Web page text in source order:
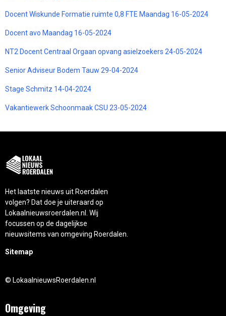
Docent Wiskunde Formatie ruimte 0,8 FTE Maandag 16-05-2024
Docent avo Maandag 16-05-2024
NT2 Docent Centraal Orgaan opvang asielzoekers 24-05-2024
Senior Adviseur Bodem Tauw 29-04-2024
Stage Schmitz 14-04-2024
Vakantiewerk Schoonmaak CSU 23-05-2024
Het laatste nieuws uit Roerdalen
volgen? Dat doe je uiteraard op
Lokaalnieuwsroerdalen.nl. Wij
focussen op de dagelijkse
nieuwsitems van omgeving Roerdalen.
Sitemap
© LokaalnieuwsRoerdalen.nl
Omgeving